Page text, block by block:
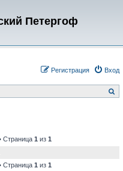
Петергоф
Вход
Регистрация
о
Страница 1 из 1
Страница 1 из 1